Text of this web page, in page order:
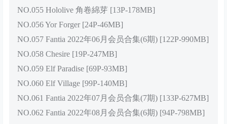
NO.055 Hololive 角卷綿芽 [13P-178MB]
NO.056 Yor Forger [24P-46MB]
NO.057 Fantia 2022年06月会员合集(6期) [122P-990MB]
NO.058 Chesire [19P-247MB]
NO.059 Elf Paradise [69P-93MB]
NO.060 Elf Village [99P-140MB]
NO.061 Fantia 2022年07月会员合集(7期) [133P-627MB]
NO.062 Fantia 2022年08月会员合集(6期) [94P-798MB]